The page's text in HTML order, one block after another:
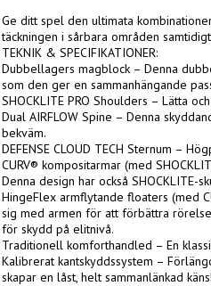
Ge ditt spel den ultimata
täckningen i sårbara områden
TEKNIK & SPECIFIKATIONER:
Dubbellagers magblock – Denna
som den ger en sammanhängande
SHOCKLITE PRO Shoulders – Lätta
Dual AIRFLOW Spine – Denna
bekväm.
DEFENSE CLOUD TECH Sternum –
CURV® kompositarmar (med
Denna design har också SHOCKLITE-
HingeFlex armflytande floaters (med
sig med armen för att förbättra
för skydd på elitnivå.
Traditionell komforthandled – En
Kalibrerat kantskyddssystem –
skapar en låst, helt sammanlänkad